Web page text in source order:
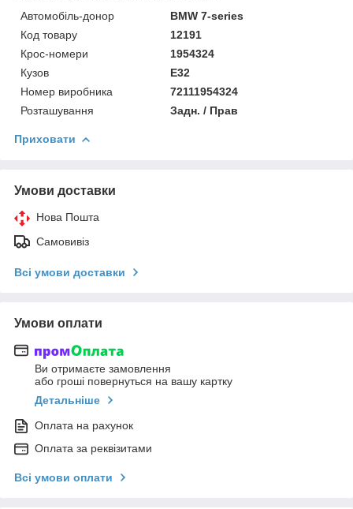
Автомобіль-донор
BMW 7-series
Код товару
12191
Крос-номери
1954324
Кузов
E32
Номер виробника
72111954324
Розташування
Задн. / Прав
Приховати
Умови доставки
Нова Пошта
Самовивіз
Всі умови доставки
Умови оплати
Ви отримаєте замовлення
або гроші повернуться на вашу картку
Детальніше
Оплата на рахунок
Оплата за реквізитами
Всі умови оплати